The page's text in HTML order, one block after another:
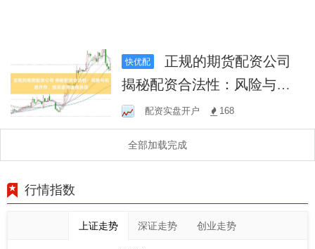
快优配
揭秘配资合法性：风险与机
遇并存，投资者需谨慎抉择
配资实盘开户 168
全部加载完成
行情指数
上证走势 深证走势 创业走势